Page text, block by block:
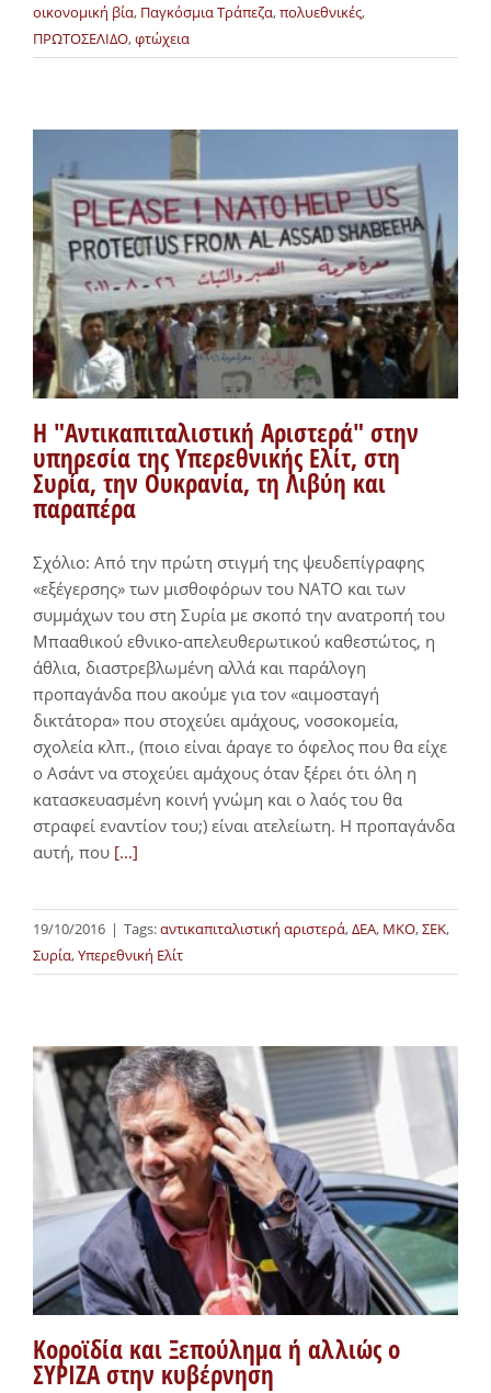
οικονομική βία, Παγκόσμια Τράπεζα,πολυεθνικές,
ΠΡΩΤΟΣΕΛΙΔΟ,φτώχεια
H "Αντικαπιταλιστική Αριστερά" στην
υπηρεσία της Υπερεθνικής Ελίτ, στη
Συρία, την Ουκρανία, τη Λιβύη και
παραπέρα
Σχόλιο: Από την πρώτη στιγμή της ψευδεπίγραφης
«εξέγερσης» των μισθοφόρων του ΝΑΤΟ και των
συμμάχων του στη Συρία με σκοπό την ανατροπή του
Μπααθικού εθνικο-απελευθερωτικού καθεστώτος, η
άθλια, διαστρεβλωμένη αλλά και παράλογη
προπαγάνδα που ακούμε για τον «αιμοσταγή
δικτάτορα» που στοχεύει αμάχους, νοσοκομεία,
σχολεία κλπ., (ποιο είναι άραγε το όφελος που θα είχε
ο Ασάντ να στοχεύει αμάχους όταν ξέρει ότι όλη η
κατασκευασμένη κοινή γνώμη και ο λαός του θα
στραφεί εναντίον του;) είναι ατελείωτη. Η προπαγάνδα
αυτή, που [...]
19/10/2016 | Tags:αντικαπιταλιστική αριστερά,ΔΕΑ, ΜΚΟ,ΣΕΚ,
Συρία,Υπερεθνική Ελίτ
Κοροϊδία και Ξεπούλημα ή αλλιώς ο
ΣΥΡΙΖΑ στην κυβέρνηση